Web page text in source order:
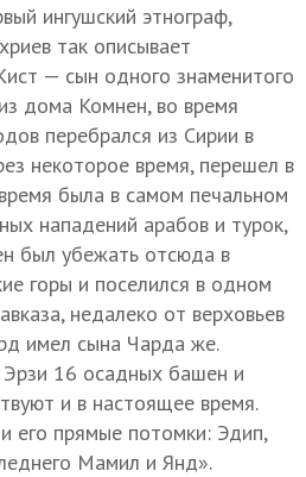
ингушский этнограф,
так описывает
— сын одного знаменитого
дома Комнен, во время
перебрался из Сирии в
некоторое время, перешел в
была в самом печальном
нападений арабов и турок,
был убежать отсюда в
горы и поселился в одном
недалеко от верховьев
имел сына Чарда же.
16 осадных башен и
и в настоящее время.
его прямые потомки: Эдип,
Мамил и Янд».